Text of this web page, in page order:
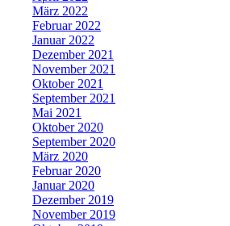
März 2022
Februar 2022
Januar 2022
Dezember 2021
November 2021
Oktober 2021
September 2021
Mai 2021
Oktober 2020
September 2020
März 2020
Februar 2020
Januar 2020
Dezember 2019
November 2019